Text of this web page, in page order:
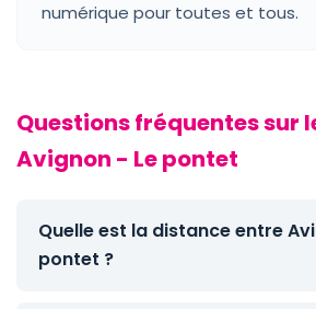
numérique pour toutes et tous.
Questions fréquentes sur
Avignon - Le pontet
Quelle est la distance entre
pontet ?